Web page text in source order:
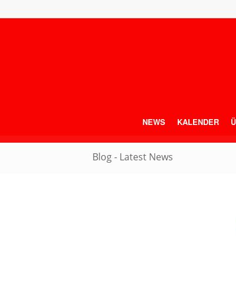
NEWS KALENDER
Blog - Latest News